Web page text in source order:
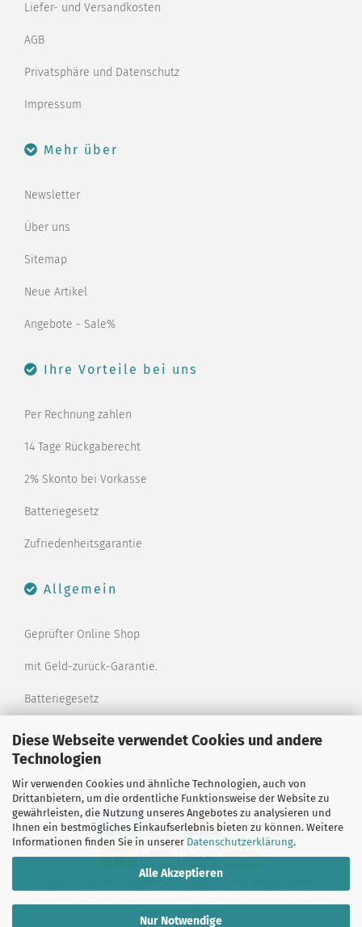
Diese Webseite verwendet Cookies und andere
Technologien
Wir verwenden Cookies und ähnliche Technologien, auch von
Drittanbietern, um die ordentliche Funktionsweise der Website zu
gewährleisten, die Nutzung unseres Angebotes zu analysieren und
Ihnen ein bestmögliches Einkaufserlebnis bieten zu können. Weitere
Informationen finden Sie in unserer Datenschutzerklärung.
Alle Akzeptieren
Nur Notwendige
Liefer- und Versandkosten
AGB
Privatsphäre und Datenschutz
Impressum
Mehr über
Newsletter
Über uns
Sitemap
Neue Artikel
Angebote - Sale%
Ihre Vorteile bei uns
Per Rechnung zahlen
14 Tage Rückgaberecht
2% Skonto bei Vorkasse
Batteriegesetz
Zufriedenheitsgarantie
Allgemein
Geprüfter Online Shop
mit Geld-zurück-Garantie.
Batteriegesetz
Merkzettel
Kontaktformular
Alle Preise verstehen sich inklusive der gesetzlichen
gekennzeichnet.